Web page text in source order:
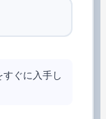
ぐに入手し